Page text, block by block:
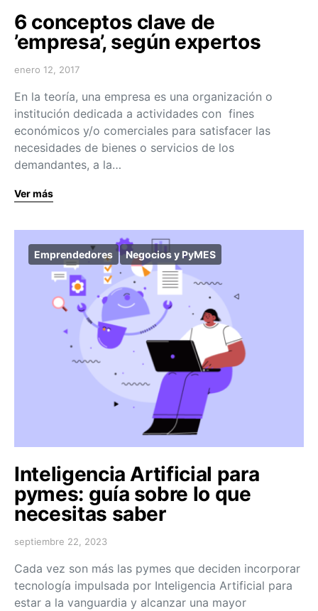
6 conceptos clave de
’empresa’, según expertos
enero 12, 2017
En la teoría, una empresa es una organización o
institución dedicada a actividades con fines
económicos y/o comerciales para satisfacer las
necesidades de bienes o servicios de los
demandantes, a la…
Ver más
Emprendedores Negocios y PyMES
Inteligencia Artificial para
pymes: guía sobre lo que
necesitas saber
septiembre 22, 2023
Cada vez son más las pymes que deciden incorporar
tecnología impulsada por Inteligencia Artificial para
estar a la vanguardia y alcanzar una mayor